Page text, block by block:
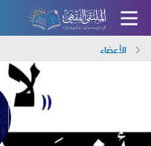
الأعضاء